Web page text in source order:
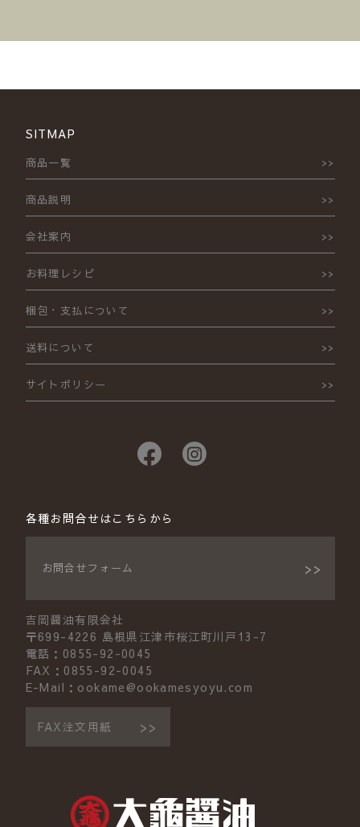
SITMAP
商品一覧
商品説明
会社案内
お料理レシピ
梱包・支払について
送料について
サイトポリシー
各種お問合せはこちらから
お問合せフォーム
吉岡醤油有限会社
〒699-4226 島根県江津市桜江町川戸13-7
電話：0855-92-0045
FAX：0855-92-0045
E-Mail：ookame@ookamesyoyu.com
FAX注文用紙